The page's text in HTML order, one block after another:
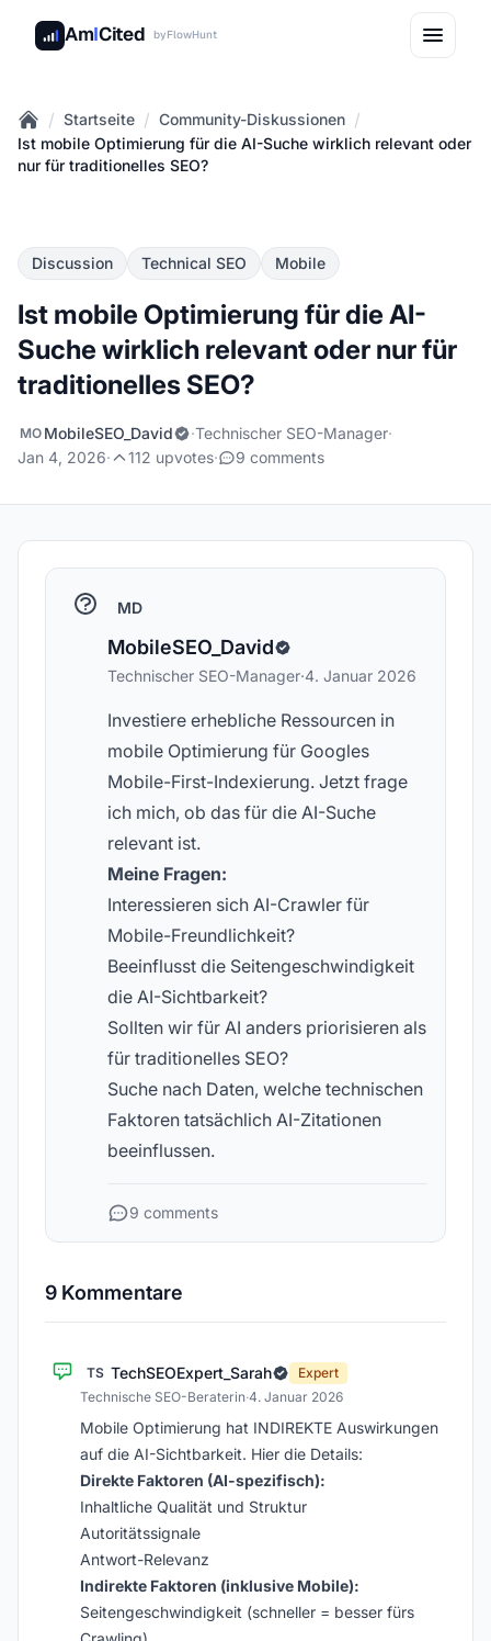
AmICited byFlowHunt
Home
/ Startseite / Community-Diskussionen /
Ist mobile Optimierung für die AI-Suche wirklich relevant oder
nur für traditionelles SEO?
Discussion Technical SEO Mobile
Ist mobile Optimierung für die AI-
Suche wirklich relevant oder nur für
traditionelles SEO?
MO MobileSEO_David ·Technischer SEO-Manager·
Jan 4, 2026· 112 upvotes· 9 comments
MD
MobileSEO_David
Technischer SEO-Manager·4. Januar 2026
Investiere erhebliche Ressourcen in
mobile Optimierung für Googles
Mobile-First-Indexierung. Jetzt frage
ich mich, ob das für die AI-Suche
relevant ist.
Meine Fragen:
Interessieren sich AI-Crawler für
Mobile-Freundlichkeit?
Beeinflusst die Seitengeschwindigkeit
die AI-Sichtbarkeit?
Sollten wir für AI anders priorisieren als
für traditionelles SEO?
Suche nach Daten, welche technischen
Faktoren tatsächlich AI-Zitationen
beeinflussen.
9 comments
9 Kommentare
TS TechSEOExpert_Sarah
Expert
Technische SEO-Beraterin·4. Januar 2026
Mobile Optimierung hat INDIREKTE Auswirkungen
auf die AI-Sichtbarkeit. Hier die Details:
Direkte Faktoren (AI-spezifisch):
Inhaltliche Qualität und Struktur
Autoritätssignale
Antwort-Relevanz
Indirekte Faktoren (inklusive Mobile):
Seitengeschwindigkeit (schneller = besser fürs